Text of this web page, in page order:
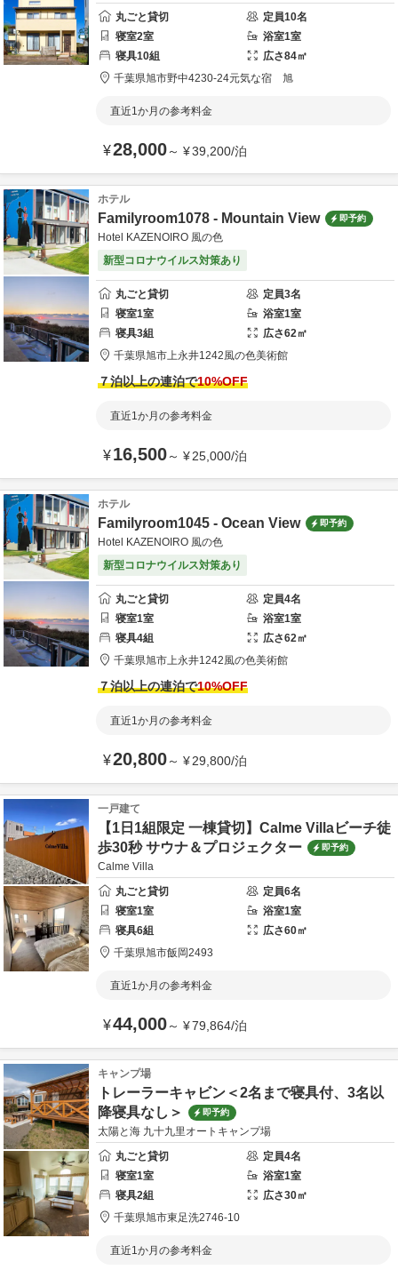
丸ごと貸切 定員10名
寝室2室 浴室1室
寝具10組 広さ84㎡
千葉県旭市野中4230-24元気な宿 旭
直近1か月の参考料金
¥28,000～ ¥39,200/泊
ホテル
Familyroom1078 - Mountain View 即予約
Hotel KAZENOIRO 風の色
新型コロナウイルス対策あり
丸ごと貸切 定員3名
寝室1室 浴室1室
寝具3組 広さ62㎡
千葉県旭市上永井1242風の色美術館
７泊以上の連泊で10%OFF
直近1か月の参考料金
¥16,500～ ¥25,000/泊
ホテル
Familyroom1045 - Ocean View 即予約
Hotel KAZENOIRO 風の色
新型コロナウイルス対策あり
丸ごと貸切 定員4名
寝室1室 浴室1室
寝具4組 広さ62㎡
千葉県旭市上永井1242風の色美術館
７泊以上の連泊で10%OFF
直近1か月の参考料金
¥20,800～ ¥29,800/泊
一戸建て
【1日1組限定 一棟貸切】Calme Villaビーチ徒
歩30秒 サウナ＆プロジェクター
即予約
Calme Villa
丸ごと貸切
定員6名
寝室1室 浴室1室
寝具6組 広さ60㎡
千葉県旭市飯岡2493
直近1か月の参考料金
¥44,000～ ¥79,864/泊
キャンプ場
トレーラーキャビン＜2名まで寝具付、3名以
降寝具なし＞
即予約
太陽と海 九十九里オートキャンプ場
丸ごと貸切
定員4名
寝室1室 浴室1室
寝具2組 広さ30㎡
千葉県旭市東足洗2746-10
直近1か月の参考料金